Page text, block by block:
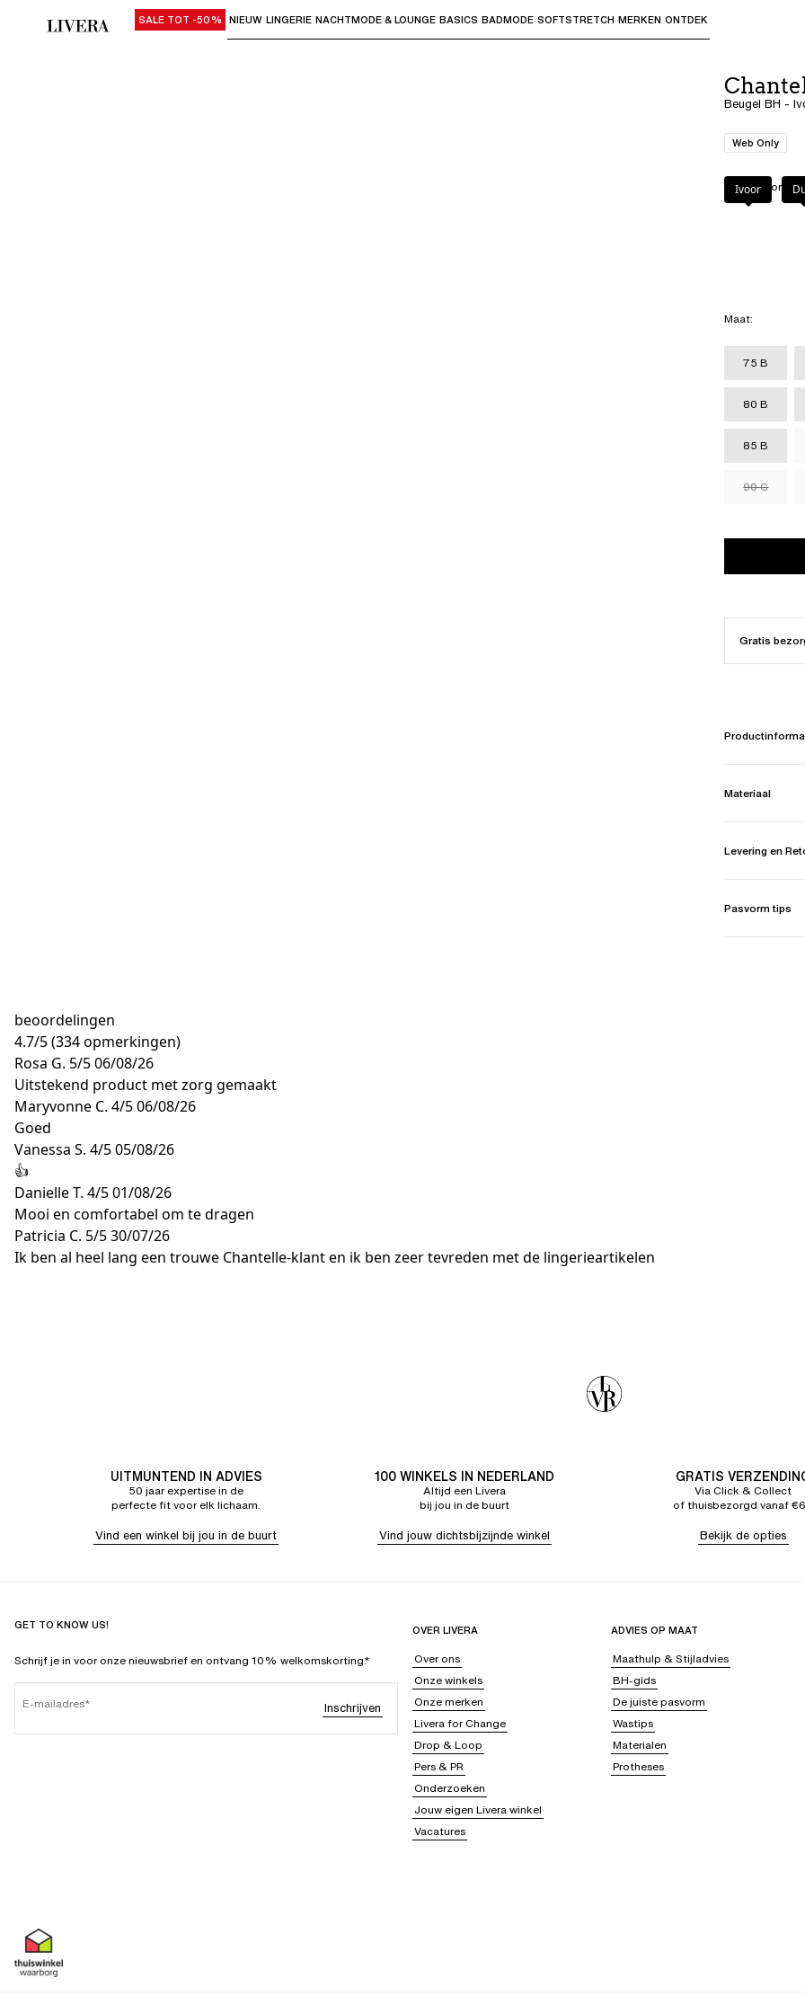
Gebruik "Pijl omlaag" of "Enter" om submenu's te openen en "Pijl omhoog" of "Escape" om terug
SALE TOT -50% NIEUW LINGERIE NACHTMODE & LOUNGE BASICS BADMODE SOFTSTRETCH MERKEN ONTDEK
Beugel BH -
Web Only
Kleur:Ivoor
Ivoor
Maat:
75 B
80 B
85 B
90 C
Gratis
Materiaal
Levering en
Pasvorm tips
beoordelingen
4.7/5(334 opmerkingen)
Rosa G. 5/506/08/26
Uitstekend product met zorg gemaakt
Maryvonne C. 4/506/08/26
Goed
Vanessa S. 4/505/08/26
👍
Danielle T. 4/501/08/26
Mooi en comfortabel om te dragen
Patricia C. 5/530/07/26
Ik ben al heel lang een trouwe Chantelle-klant en ik ben zeer tevreden met de lingerieartikelen
UITMUNTEND IN ADVIES
50 jaar expertise in de
perfecte fit voor elk lichaam.
Vind een winkel bij jou in de buurt
100 WINKELS IN NEDERLAND
Altijd een Livera
bij jou in de buurt
Vind jouw dichtsbijzijnde winkel
GRATIS
Via Click & Collect
of thuisbezorgd vanaf
Bekijk de opties
GET TO KNOW US!
Schrijf je in voor onze nieuwsbrief en ontvang 10% welkomskorting.*
E-mailadres Inschrijven
OVER LIVERA
Over ons
Onze winkels
Onze merken
Livera for Change
Drop & Loop
Pers & PR
Onderzoeken
Jouw eigen Livera winkel
Vacatures
ADVIES OP MAAT
Maathulp & Stijladvies
BH-gids
De juiste pasvorm
Wastips
Materialen
Protheses